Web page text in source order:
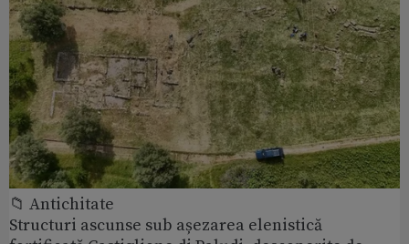
📁 Antichitate
Structuri ascunse sub așezarea elenistică